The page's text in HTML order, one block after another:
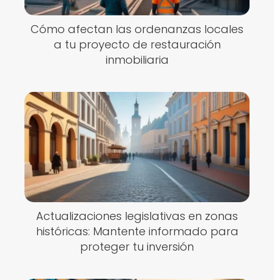
Cómo afectan las ordenanzas locales
a tu proyecto de restauración
inmobiliaria
Actualizaciones legislativas en zonas
históricas: Mantente informado para
proteger tu inversión